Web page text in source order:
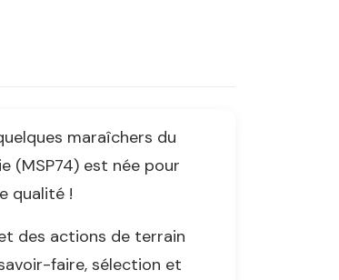
maraîchers du
(MSP74) est née pour
qualité !
des actions de terrain
faire, sélection et